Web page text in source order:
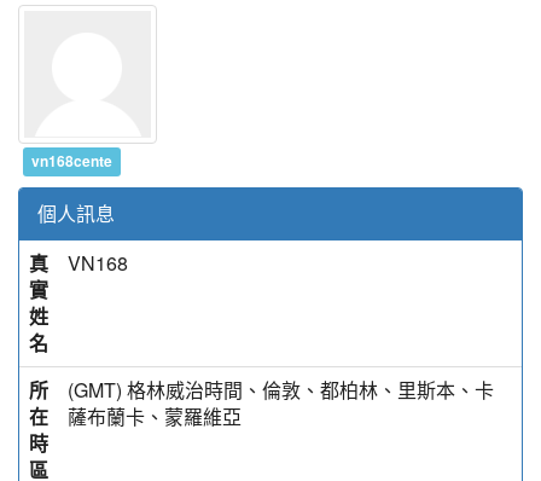
vn168cente
個人訊息
真
實
姓
名
VN168
所
在
時
區
(GMT) 格林威治時間、倫敦、都柏林、里斯本、卡
薩布蘭卡、蒙羅維亞